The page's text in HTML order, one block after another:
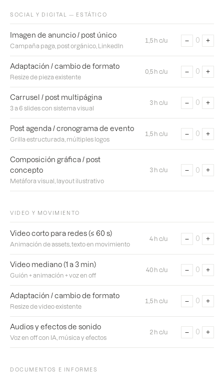
SOCIAL Y DIGITAL — ESTÁTICO
Imagen de anuncio / post único
Campaña paga, post orgánico, LinkedIn
1,5 h c/u − 0 +
Adaptación / cambio de formato
Resize de pieza existente
0,5 h c/u − 0 +
Carrusel / post multipágina
3 a 6 slides con sistema visual
3 h c/u − 0 +
Post agenda / cronograma de evento
Grilla estructurada, múltiples logos
1,5 h c/u − 0 +
Composición gráfica / post
concepto
Metáfora visual, layout ilustrativo
3 h c/u − 0 +
VIDEO Y MOVIMIENTO
Video corto para redes (≤ 60 s)
Animación de assets, texto en movimiento
4 h c/u − 0 +
Video mediano (1 a 3 min)
Guión + animación + voz en off
40 h c/u − 0 +
Adaptación / cambio de formato
Resize de video existente
1,5 h c/u − 0 +
Audios y efectos de sonido
Voz en off con IA, música y efectos
2 h c/u − 0 +
DOCUMENTOS E INFORMES